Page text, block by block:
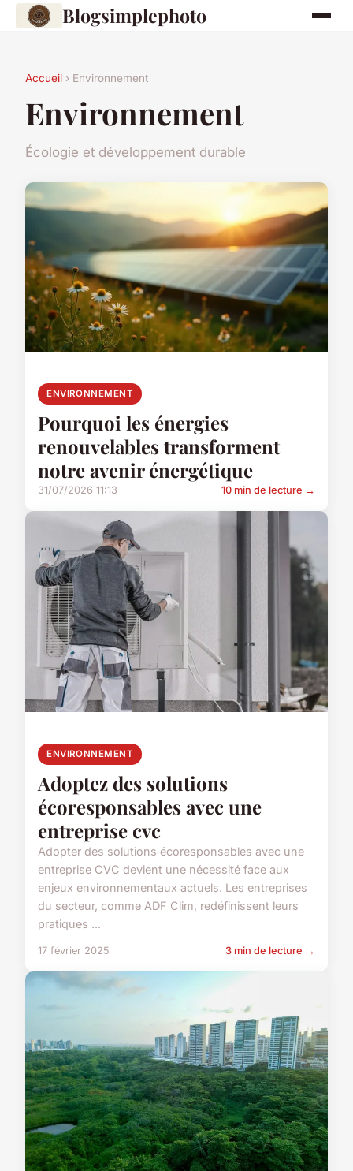
Blogsimplephoto
Accueil › Environnement
Environnement
Écologie et développement durable
ENVIRONNEMENT
Pourquoi les énergies
renouvelables transforment
notre avenir énergétique
31/07/2026 11:13 10 min de lecture →
ENVIRONNEMENT
Adoptez des solutions
écoresponsables avec une
entreprise cvc
Adopter des solutions écoresponsables avec une
entreprise CVC devient une nécessité face aux
enjeux environnementaux actuels. Les entreprises
du secteur, comme ADF Clim, redéfinissent leurs
pratiques ...
17 février 2025 3 min de lecture →